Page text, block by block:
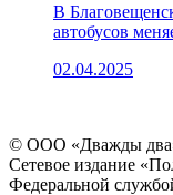
В
автобусов
02.04.2025
© ООО «Дважды
Сетевое издание
Федеральной